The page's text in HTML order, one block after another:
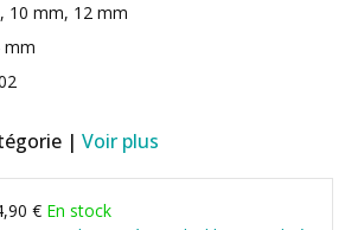
10 mm, 12 mm
mm
| Voir plus
€ En stock